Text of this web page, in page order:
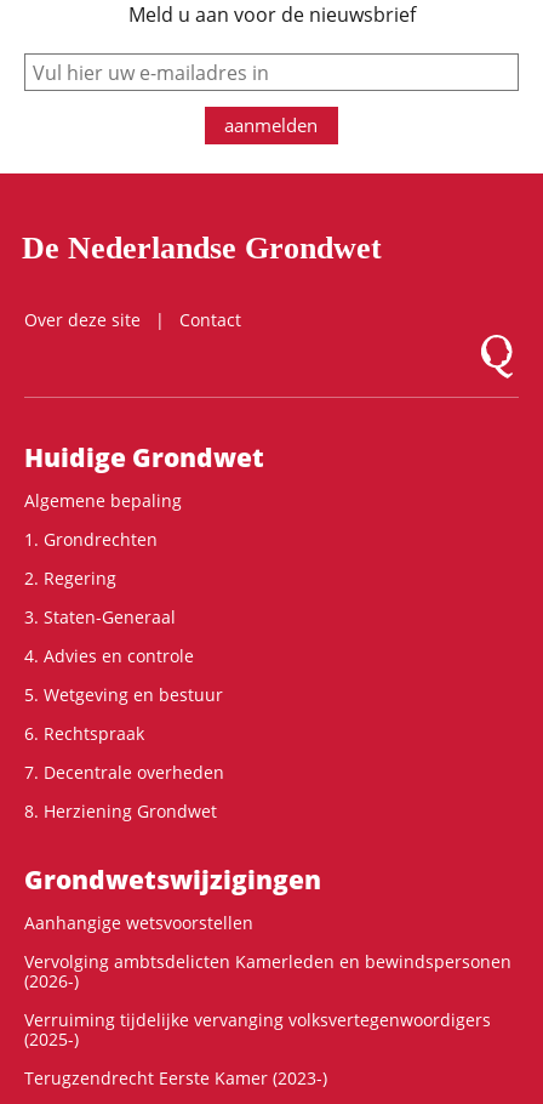
Meld u aan voor de nieuwsbrief
aanmelden
De Nederlandse Grondwet
Over deze site
Contact
Logo
Hoofdnavigatie
Huidige Grondwet
Algemene bepaling
1. Grondrechten
2. Regering
3. Staten-Generaal
4. Advies en controle
5. Wetgeving en bestuur
6. Rechtspraak
7. Decentrale overheden
8. Herziening Grondwet
Grondwets­wijzigingen
Aanhangige wetsvoorstellen
Vervolging ambtsdelicten Kamerleden en bewindspersonen
(2026-)
Verruiming tijdelijke vervanging volksvertegenwoordigers
(2025-)
Terugzendrecht Eerste Kamer (2023-)